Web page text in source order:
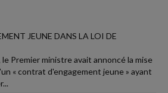
JEUNE DANS LA LOI DE
Premier ministre avait annoncé la mise
« contrat d'engagement jeune » ayant